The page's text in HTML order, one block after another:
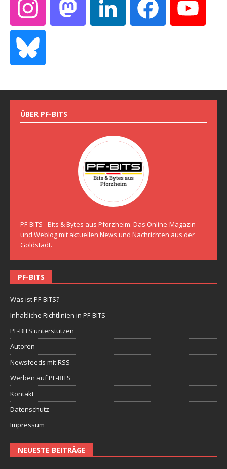
ÜBER PF-BITS
PF-BITS - Bits & Bytes aus Pforzheim. Das Online-Magazin
und Weblog mit aktuellen News und Nachrichten aus der
Goldstadt.
PF-BITS
Was ist PF-BITS?
Inhaltliche Richtlinien in PF-BITS
PF-BITS unterstützen
Autoren
Newsfeeds mit RSS
Werben auf PF-BITS
Kontakt
Datenschutz
Impressum
NEUESTE BEITRÄGE